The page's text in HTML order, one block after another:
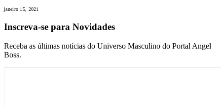
janeiro 15, 2021
Inscreva-se para Novidades
Receba as últimas notícias do Universo Masculino do Portal Angel
Boss.